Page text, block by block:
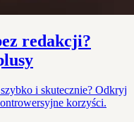
redakcji?
i skutecznie? Odkryj
korzyści.